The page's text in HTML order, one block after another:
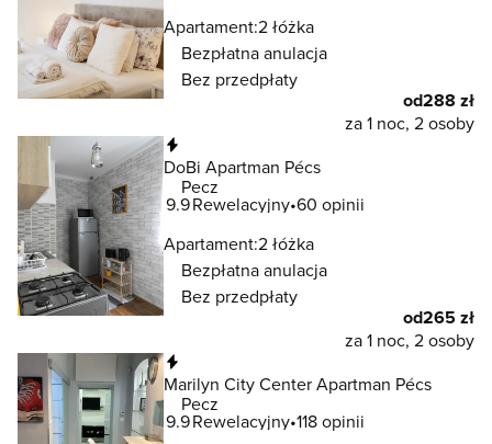
Apartament:2 łóżka
Bezpłatna anulacja
Bez przedpłaty
od288 zł
za 1 noc, 2 osoby
DoBi Apartman Pécs
Pecz
9.9Rewelacyjny 60 opinii
Apartament:2 łóżka
Bezpłatna anulacja
Bez przedpłaty
od265 zł
za 1 noc, 2 osoby
Marilyn City Center Apartman Pécs
Pecz
9.9Rewelacyjny 118 opinii